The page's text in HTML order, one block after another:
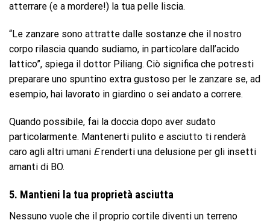
atterrare (e a mordere!) la tua pelle liscia.
“Le zanzare sono attratte dalle sostanze che il nostro
corpo rilascia quando sudiamo, in particolare dall’acido
lattico”, spiega il dottor Piliang. Ciò significa che potresti
preparare uno spuntino extra gustoso per le zanzare se, ad
esempio, hai lavorato in giardino o sei andato a correre.
Quando possibile, fai la doccia dopo aver sudato
particolarmente. Mantenerti pulito e asciutto ti renderà
caro agli altri umani Erenderti una delusione per gli insetti
amanti di BO.
5. Mantieni la tua proprietà asciutta
Nessuno vuole che il proprio cortile diventi un terreno